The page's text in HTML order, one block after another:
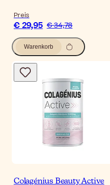
Preis
€ 29,95 € 34,78
Warenkorb
Colagénius Beauty Active